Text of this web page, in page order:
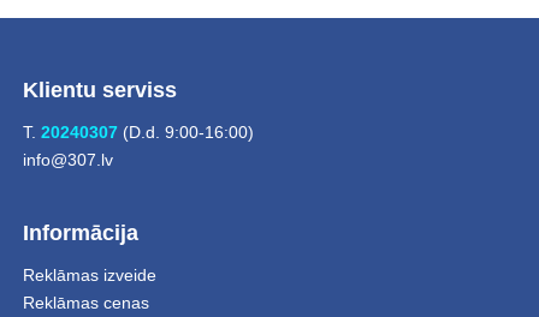
Klientu serviss
T. 20240307(D.d. 9:00-16:00)
info@307.lv
Informācija
Reklāmas izveide
Reklāmas cenas